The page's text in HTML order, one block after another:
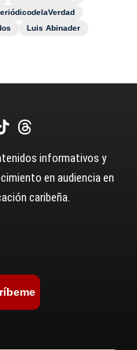
Luis Abinader
informativos y
en audiencia en
caribeña.